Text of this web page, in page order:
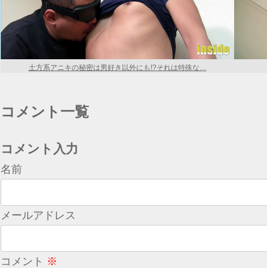
土方系アニキの秘密は男好き以外にも!?それは特殊な…
コメント一覧
コメント入力
名前
メールアドレス
コメント ※